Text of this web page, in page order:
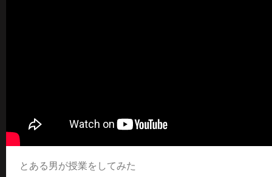
とある男が授業をしてみた